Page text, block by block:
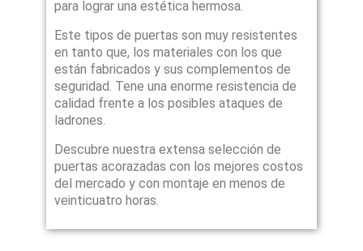
para lograr una estética hermosa.
Este tipos de puertas son muy resistentes
en tanto que, los materiales con los que
están fabricados y sus complementos de
seguridad. Tene una enorme resistencia de
calidad frente a los posibles ataques de
ladrones.
Descubre nuestra extensa selección de
puertas acorazadas con los mejores costos
del mercado y con montaje en menos de
veinticuatro horas.